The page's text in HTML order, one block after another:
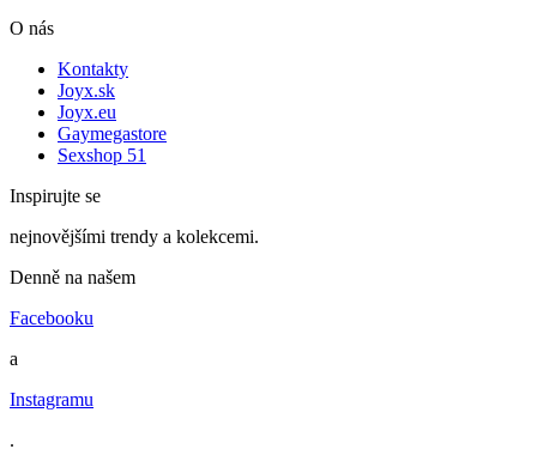
O nás
Kontakty
Joyx.sk
Joyx.eu
Gaymegastore
Sexshop 51
Inspirujte se
nejnovějšími trendy a kolekcemi.
Denně na našem
Facebooku
a
Instagramu
.